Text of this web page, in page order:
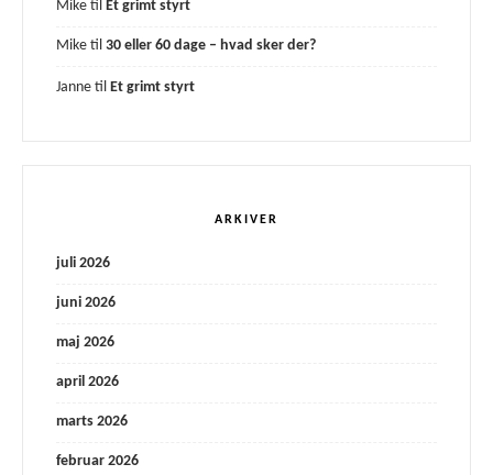
Mike til Et grimt styrt
Mike til 30 eller 60 dage – hvad sker der?
Janne til Et grimt styrt
ARKIVER
juli 2026
juni 2026
maj 2026
april 2026
marts 2026
februar 2026